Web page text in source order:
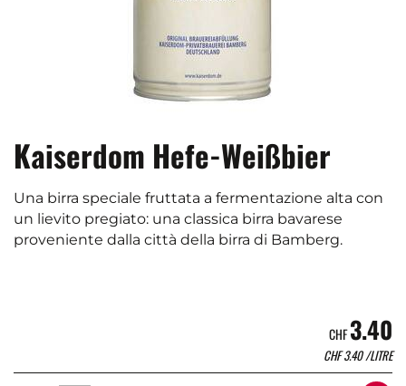
Kaiserdom Hefe-Weißbier
Una birra speciale fruttata a fermentazione alta con
un lievito pregiato: una classica birra bavarese
proveniente dalla città della birra di Bamberg.
CHF3.40
CHF3.40/LITRE